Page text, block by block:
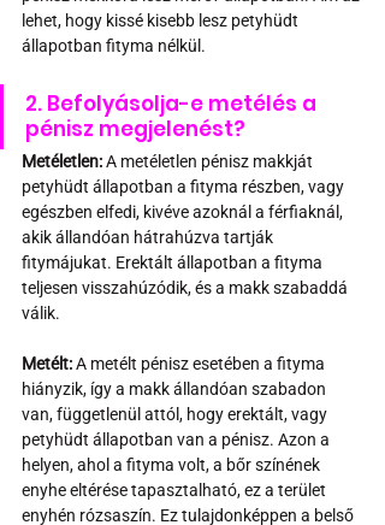
lehet, hogy kissé kisebb lesz petyhüdt
állapotban fityma nélkül.
2. Befolyásolja-e metélés a
pénisz megjelenést?
Metéletlen: A metéletlen pénisz makkját
petyhüdt állapotban a fityma részben, vagy
egészben elfedi, kivéve azoknál a férfiaknál,
akik állandóan hátrahúzva tartják
fitymájukat. Erektált állapotban a fityma
teljesen visszahúzódik, és a makk szabaddá
válik.
Metélt: A metélt pénisz esetében a fityma
hiányzik, így a makk állandóan szabadon
van, függetlenül attól, hogy erektált, vagy
petyhüdt állapotban van a pénisz. Azon a
helyen, ahol a fityma volt, a bőr színének
enyhe eltérése tapasztalható, ez a terület
enyhén rózsaszín. Ez tulajdonképpen a belső